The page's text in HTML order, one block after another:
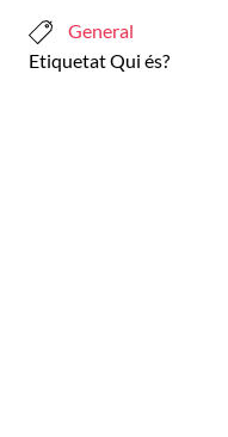
General
EtiquetatQui és?